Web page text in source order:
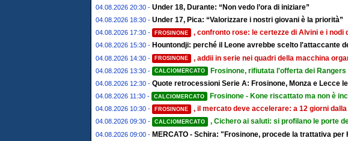
04.08.2026 20:30 - Under 18, Durante: “Non vedo l’ora di iniziare”
04.08.2026 18:30 - Under 17, Pica: “Valorizzare i nostri giovani è la priorità”
04.08.2026 17:30 - FROSINONE , confronto rose: le certezze di Alvini e i nodi
04.08.2026 15:30 - Hountondji: perché il Leone avrebbe scelto l'attaccante
04.08.2026 14:30 - FROSINONE , addii in serie nei quadri della macchina
04.08.2026 13:30 - CALCIOMERCATO Frosinone, rifiutata l'offerta dei Rangers
04.08.2026 12:30 - Quote retrocessioni Serie A: Frosinone, Monza e Lecce
04.08.2026 11:30 - CALCIOMERCATO Frosinone - Kone riscattato ma non è
04.08.2026 10:30 - FROSINONE , il mercato deve accelerare: a 12 giorni
04.08.2026 09:30 - CALCIOMERCATO , Cichero ai saluti: si profilano le porte
04.08.2026 09:00 - MERCATO - Schira: "Frosinone, procede la trattativa per